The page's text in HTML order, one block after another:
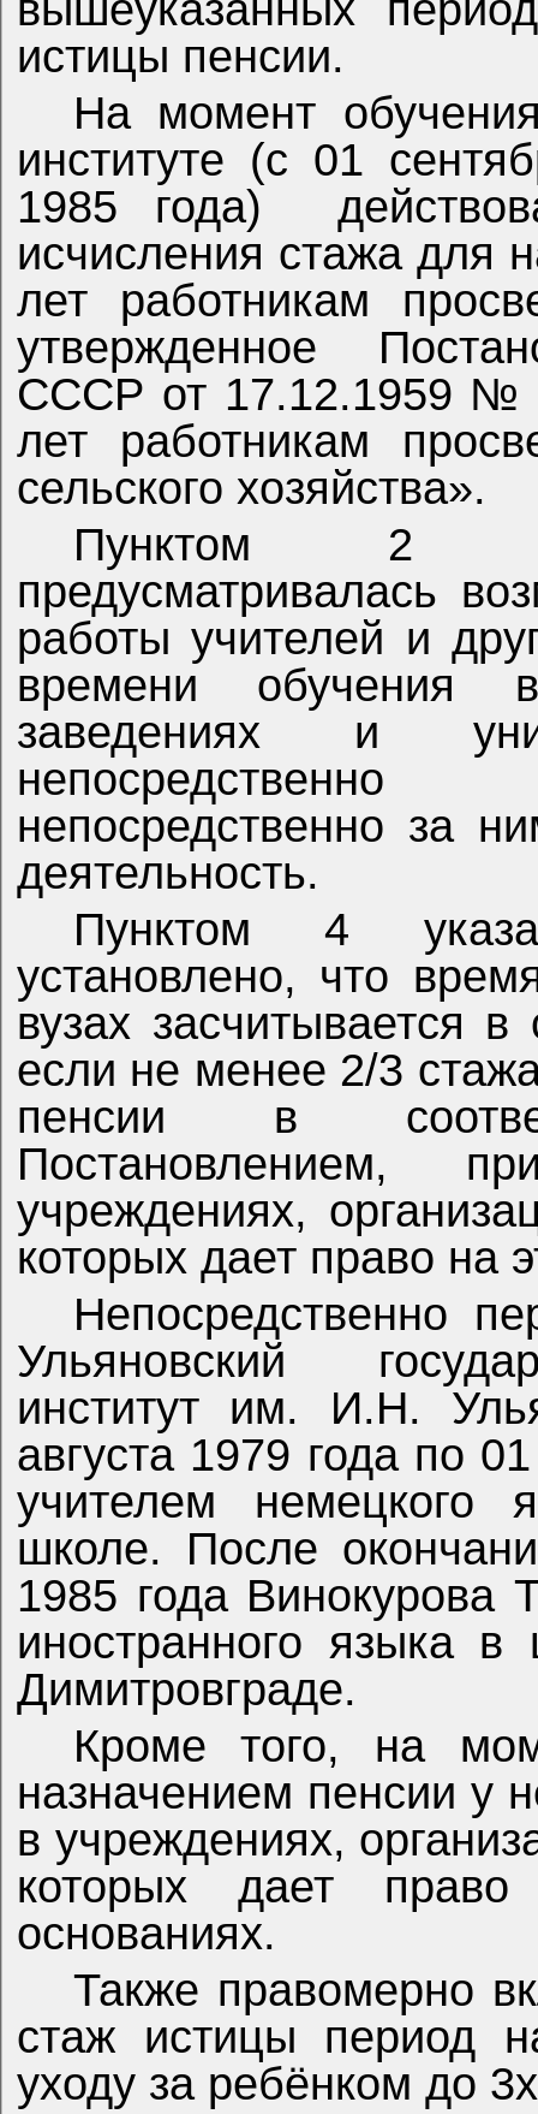
истицы пенсии.
На момент
институте (с 01
1985 года)
исчисления стажа для
лет работникам
утвержденное
СССР от 17.12.1959 №
лет работникам
сельского хозяйства».
Пунктом 2
предусматривалась
работы учителей и
времени обучения в
заведениях и
непосредственно за
деятельность.
Пунктом 4
установлено, что
вузах засчитывается
если не менее 2/3
пенсии в
Постановлением,
учреждениях,
которых дает право на
Непосредственно
Ульяновский
институт им. И.Н.
августа 1979 года по
учителем немецкого
школе. После
1985 года Винокурова
иностранного языка
Димитровграде.
Кроме того, на
назначением пенсии у
в учреждениях,
которых дает
основаниях.
Также правомерно
стаж истицы период
уходу за ребёнком до